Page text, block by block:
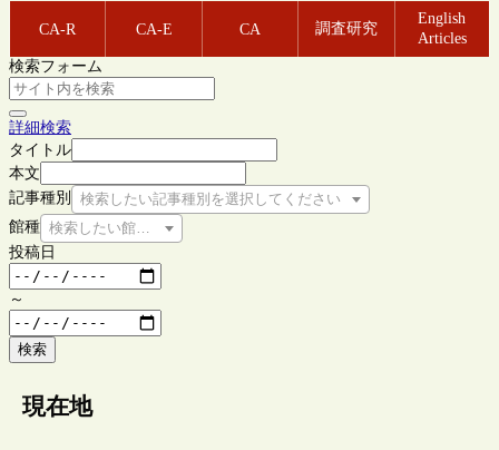
CA-R CA-E CA 調査研究
English
Articles
検索フォーム
詳細検索
タイトル
本文
記事種別
検索したい記事種別を選択してください
館種 検索したい館種を選択してください
投稿日
～
検索
現在地